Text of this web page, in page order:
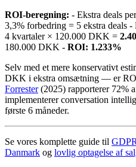
ROI-beregning: - Ekstra deals
3,3% forbedring = 5 ekstra deals
4 kvartaler × 120.000 DKK =
180.000 DKK - ROI: 1.233%
Selv med et mere konservativt
DKK i ekstra omsætning — er
Forrester(2025) rapporterer 72%
implementerer conversation
første 6 måneder.
Se vores komplette guide til
Danmark og lovlig optagelse af